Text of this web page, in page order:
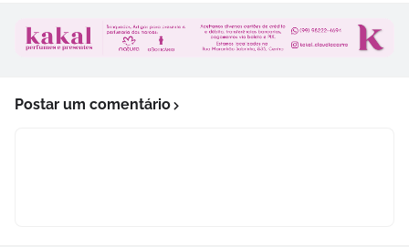
Postar um comentário